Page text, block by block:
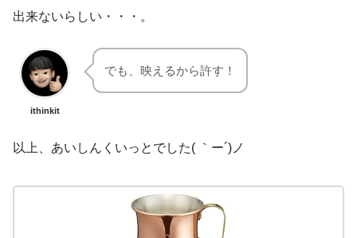
出来ないらしい・・・。
ithinkit
でも、映えるから許す！
以上、あいしんくいっとでした( ｀ー´)ノ